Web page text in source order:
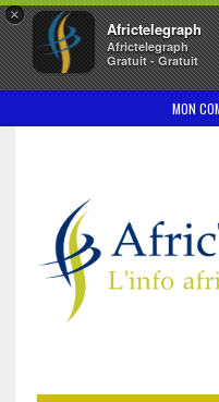
×
Africtelegraph
Africtelegraph
Gratuit - Gratuit
MON